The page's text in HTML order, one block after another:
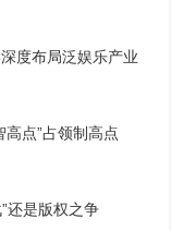
度布局泛娱乐产业
高点”占领制高点
”还是版权之争